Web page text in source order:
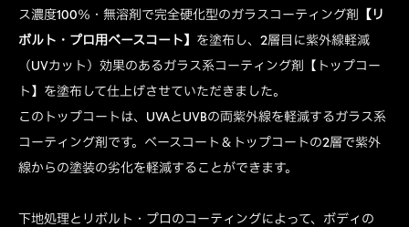
ス濃度100％・無溶剤で完全硬化型のガラスコーティング剤
【リ
ボルト・プロ用ベースコート】 を塗布し、2層目に紫外線軽減
（UVカット）効果のあるガラス系コーティング剤【トップコー
ト】を塗布して仕上げさせていただきました。
このトップコートは、UVAとUVBの両紫外線を軽減するガラス系
コーティング剤です。ベースコート＆トップコートの2層で紫外
線からの塗装の劣化を軽減することができます。
下地処理とリボルト・プロのコーティングによって、ボディの